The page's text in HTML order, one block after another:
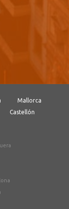
Mallorca
Castellón